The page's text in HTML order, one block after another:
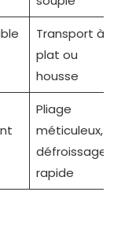
Transport à
plat ou
housse
Pliage
méticuleux,
défroissage
rapide